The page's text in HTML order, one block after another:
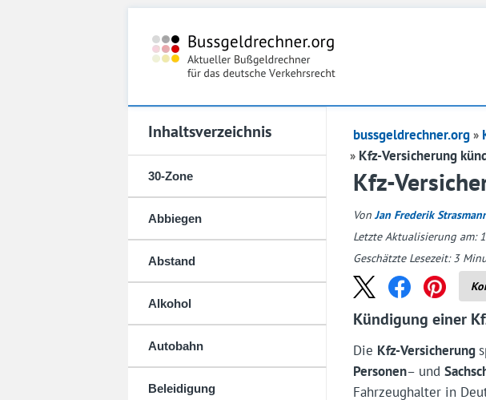
Inhaltsverzeichnis
30-Zone
Abbiegen
Abstand
Alkohol
Autobahn
Beleidigung
bussgeldrechner.org
Kfz-Versicherung
Kfz-
Von Jan Frederik
Letzte Aktualisierung am:
Geschätzte Lesezeit:3
Kündigung einer
Die Kfz-Versicherung
Personen– und
Fahrzeughalter in